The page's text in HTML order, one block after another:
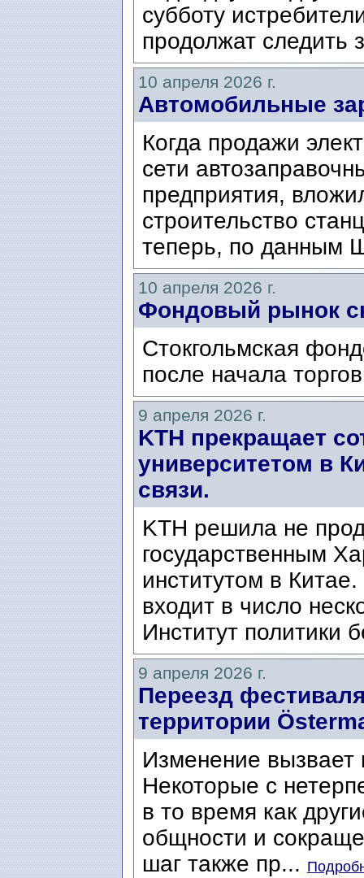
субботу
продолжат следить
10 апреля 2026 г.
Автомобильные
Когда продажи
сети
предприятия,
строительство
теперь, по данным
10 апреля 2026 г.
Фондовый рынок
Стокгольмская
после начала
9 апреля 2026 г.
KTH прекращает
университетом в
связи.
KTH решила не
государственным
институтом в
входит в число
Институт политики
9 апреля 2026 г.
Переезд
территории
Изменение вызвает
Некоторые с
в то время как
общности и
шаг также пр...